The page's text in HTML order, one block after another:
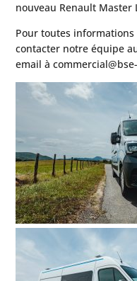
nouveau Renault Master
Pour toutes informations
contacter notre équipe
email à